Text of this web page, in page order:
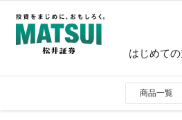
はじめて
商品一覧